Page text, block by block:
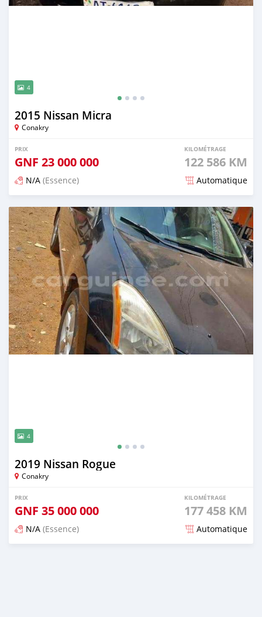
4
2015 Nissan Micra
Conakry
PRIX
GNF 23 000 000
KILOMÉTRAGE
122 586 KM
N/A (Essence) Automatique
Publié il y a 6 mois
4
2019 Nissan Rogue
Conakry
PRIX
GNF 35 000 000
KILOMÉTRAGE
177 458 KM
N/A (Essence) Automatique